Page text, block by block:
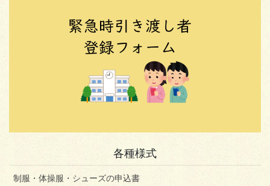
各種様式
制服・体操服・シューズの申込書